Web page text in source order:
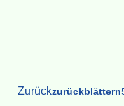
Zurückzurückblättern